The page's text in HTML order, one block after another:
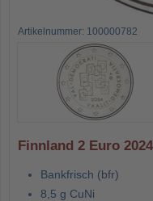
Artikelnummer: 100000782
Finnland 2 Euro
Bankfrisch (bfr)
8,5 g CuNi